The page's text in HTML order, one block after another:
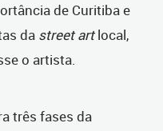
de Curitiba e
da street artlocal,
o artista.
três fases da